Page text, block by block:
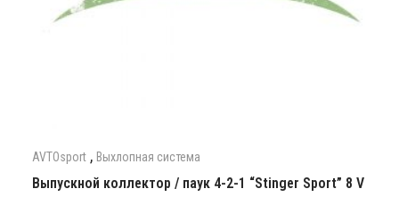
AVTOsport , Выхлопная система
Выпускной коллектор / паук 4-2-1 “Stinger Sport” 8 V